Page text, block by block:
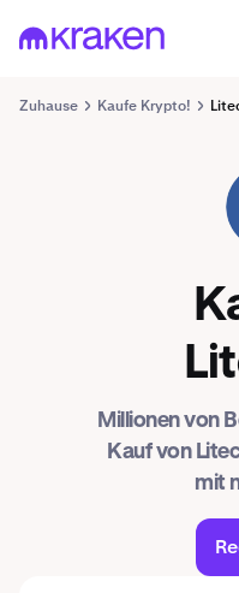
Zuhause Kaufe Krypto!
Millionen von
Kauf von
mit